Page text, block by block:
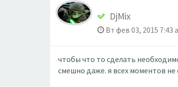
DjMix
Вт фев 03, 2015 7:43
чтобы что то сделать
смешно даже. я всех моментов